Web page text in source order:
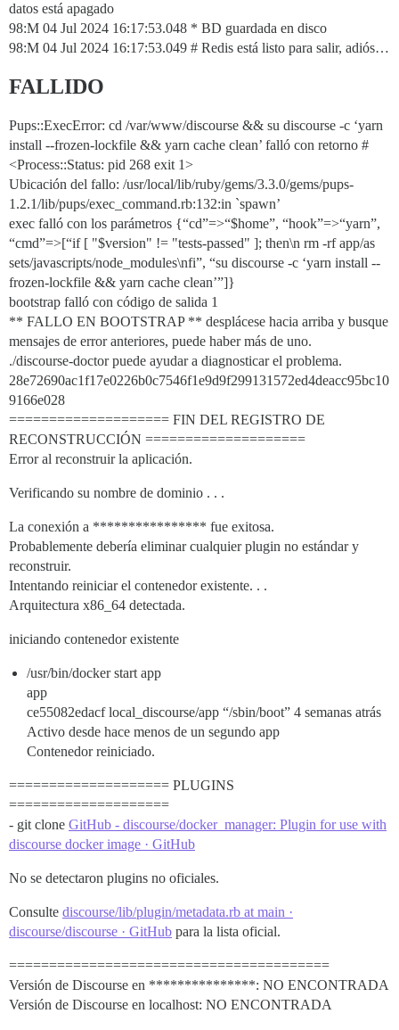
datos está apagado
98:M 04 Jul 2024 16:17:53.048 * BD guardada en disco
98:M 04 Jul 2024 16:17:53.049 # Redis está listo para salir, adiós…
FALLIDO
Pups::ExecError: cd /var/www/discourse && su discourse -c ‘yarn
install --frozen-lockfile && yarn cache clean’ falló con retorno #
<Process::Status: pid 268 exit 1>
Ubicación del fallo: /usr/local/lib/ruby/gems/3.3.0/gems/pups-
1.2.1/lib/pups/exec_command.rb:132:in `spawn’
exec falló con los parámetros {“cd”=>“$home”, “hook”=>“yarn”,
“cmd”=>[“if [ "$version" != "tests-passed" ]; then\n rm -rf app/as
sets/javascripts/node_modules\nfi”, “su discourse -c ‘yarn install --
frozen-lockfile && yarn cache clean’”]}
bootstrap falló con código de salida 1
** FALLO EN BOOTSTRAP ** desplácese hacia arriba y busque
mensajes de error anteriores, puede haber más de uno.
./discourse-doctor puede ayudar a diagnosticar el problema.
28e72690ac1f17e0226b0c7546f1e9d9f299131572ed4deacc95bc10
9166e028
==================== FIN DEL REGISTRO DE
RECONSTRUCCIÓN ====================
Error al reconstruir la aplicación.
Verificando su nombre de dominio . . .
La conexión a **************** fue exitosa.
Probablemente debería eliminar cualquier plugin no estándar y
reconstruir.
Intentando reiniciar el contenedor existente. . .
Arquitectura x86_64 detectada.
iniciando contenedor existente
/usr/bin/docker start app
app
ce55082edacf local_discourse/app “/sbin/boot” 4 semanas atrás
Activo desde hace menos de un segundo app
Contenedor reiniciado.
==================== PLUGINS
====================
- git clone GitHub - discourse/docker_manager: Plugin for use with
discourse docker image · GitHub
No se detectaron plugins no oficiales.
Consulte discourse/lib/plugin/metadata.rb at main ·
discourse/discourse · GitHub para la lista oficial.
========================================
Versión de Discourse en ***************: NO ENCONTRADA
Versión de Discourse en localhost: NO ENCONTRADA